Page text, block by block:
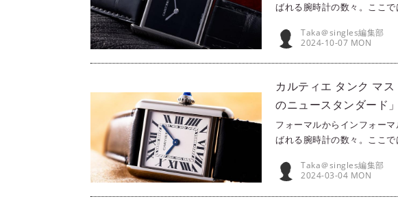
ばれる腕時計の数々。ここ
なおひとりさまの腕を飾る
ルティエ時計の定番タンク
ご紹介しよう。※当連載は
いました。Vol.240からは当
Taka＠singles編集部
2024-10-07 MON
カルティエ タンク マ
のニュースタンダード
フォーマルからインフォー
ばれる腕時計の数々。ここ
の感性を刺激する1本をセレ
ンから、画期的な駆動方式
ト』をご紹介しよう。※当
Taka＠singles編集部
2024-03-04 MON